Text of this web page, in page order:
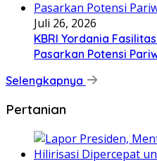
Juli 26, 2026
KBRI Yordania
Pasarkan Potensi
Selengkapnya
Pertanian